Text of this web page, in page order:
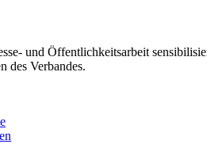
und Öffentlichkeitsarbeit
des Verbandes.